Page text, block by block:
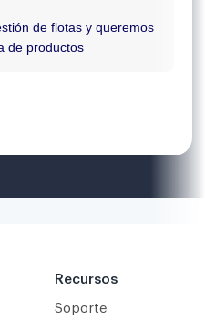
Recursos
Soporte